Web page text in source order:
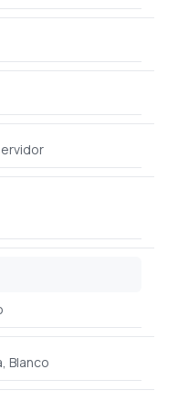
Blanco